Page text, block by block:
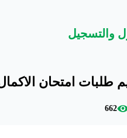
والتسجيل
طلبات امتحان
662